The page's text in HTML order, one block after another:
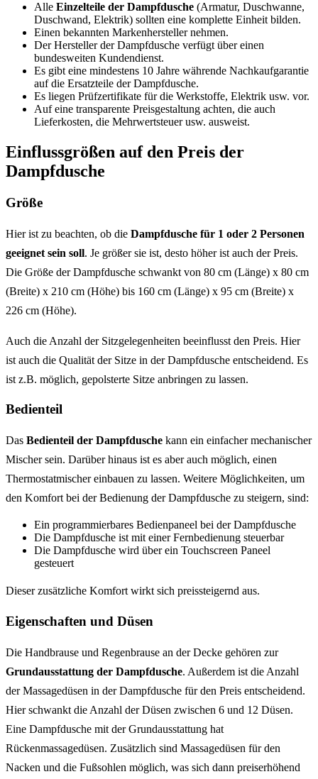
Alle Einzelteile der Dampfdusche (Armatur, Duschwanne,
Duschwand, Elektrik) sollten eine komplette Einheit bilden.
Einen bekannten Markenhersteller nehmen.
Der Hersteller der Dampfdusche verfügt über einen
bundesweiten Kundendienst.
Es gibt eine mindestens 10 Jahre währende Nachkaufgarantie
auf die Ersatzteile der Dampfdusche.
Es liegen Prüfzertifikate für die Werkstoffe, Elektrik usw. vor.
Auf eine transparente Preisgestaltung achten, die auch
Lieferkosten, die Mehrwertsteuer usw. ausweist.
Einflussgrößen auf den Preis der
Dampfdusche
Größe
Hier ist zu beachten, ob die Dampfdusche für 1 oder 2 Personen
geeignet sein soll. Je größer sie ist, desto höher ist auch der Preis.
Die Größe der Dampfdusche schwankt von 80 cm (Länge) x 80 cm
(Breite) x 210 cm (Höhe) bis 160 cm (Länge) x 95 cm (Breite) x
226 cm (Höhe).
Auch die Anzahl der Sitzgelegenheiten beeinflusst den Preis. Hier
ist auch die Qualität der Sitze in der Dampfdusche entscheidend. Es
ist z.B. möglich, gepolsterte Sitze anbringen zu lassen.
Bedienteil
Das Bedienteil der Dampfdusche kann ein einfacher mechanischer
Mischer sein. Darüber hinaus ist es aber auch möglich, einen
Thermostatmischer einbauen zu lassen. Weitere Möglichkeiten, um
den Komfort bei der Bedienung der Dampfdusche zu steigern, sind:
Ein programmierbares Bedienpaneel bei der Dampfdusche
Die Dampfdusche ist mit einer Fernbedienung steuerbar
Die Dampfdusche wird über ein Touchscreen Paneel
gesteuert
Dieser zusätzliche Komfort wirkt sich preissteigernd aus.
Eigenschaften und Düsen
Die Handbrause und Regenbrause an der Decke gehören zur
Grundausstattung der Dampfdusche. Außerdem ist die Anzahl
der Massagedüsen in der Dampfdusche für den Preis entscheidend.
Hier schwankt die Anzahl der Düsen zwischen 6 und 12 Düsen.
Eine Dampfdusche mit der Grundausstattung hat
Rückenmassagedüsen. Zusätzlich sind Massagedüsen für den
Nacken und die Fußsohlen möglich, was sich dann preiserhöhend